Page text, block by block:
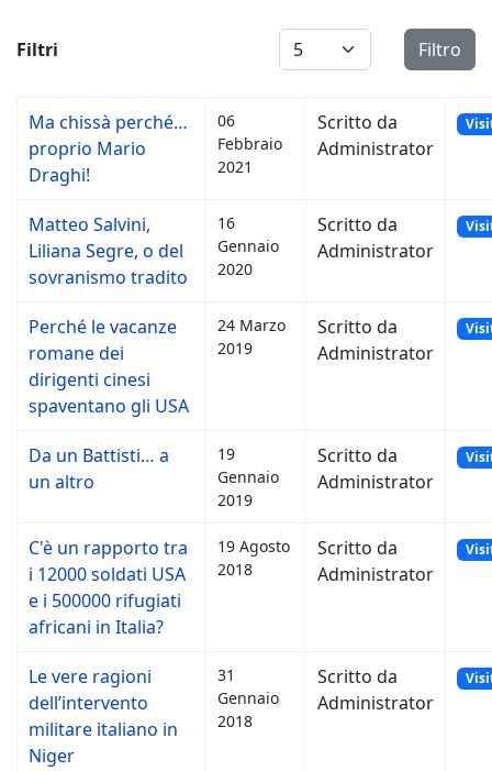
Filtri Visualizza # Filtro
Ma chissà perché…
proprio Mario
Draghi!
06
Febbraio
2021
Scritto da
Administrator
Matteo Salvini,
Liliana Segre, o del
sovranismo tradito
16
Gennaio
2020
Scritto da
Administrator
Perché le vacanze
romane dei
dirigenti cinesi
spaventano gli USA
24 Marzo
2019
Scritto da
Administrator
Da un Battisti… a
un altro
19
Gennaio
2019
Scritto da
Administrator
C'è un rapporto tra
i 12000 soldati USA
e i 500000 rifugiati
africani in Italia?
19 Agosto
2018
Scritto da
Administrator
Le vere ragioni
dell’intervento
militare italiano in
Niger
31
Gennaio
2018
Scritto da
Administrator